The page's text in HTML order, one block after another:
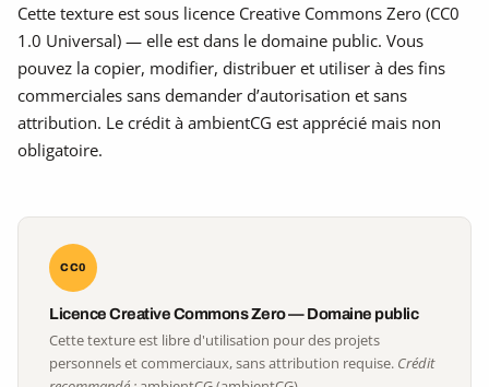
Cette texture est sous licence Creative Commons Zero (CC0
1.0 Universal) — elle est dans le domaine public. Vous
pouvez la copier, modifier, distribuer et utiliser à des fins
commerciales sans demander d’autorisation et sans
attribution. Le crédit à ambientCG est apprécié mais non
obligatoire.
CC0
Licence Creative Commons Zero — Domaine public
Cette texture est libre d'utilisation pour des projets
personnels et commerciaux, sans attribution requise. Crédit